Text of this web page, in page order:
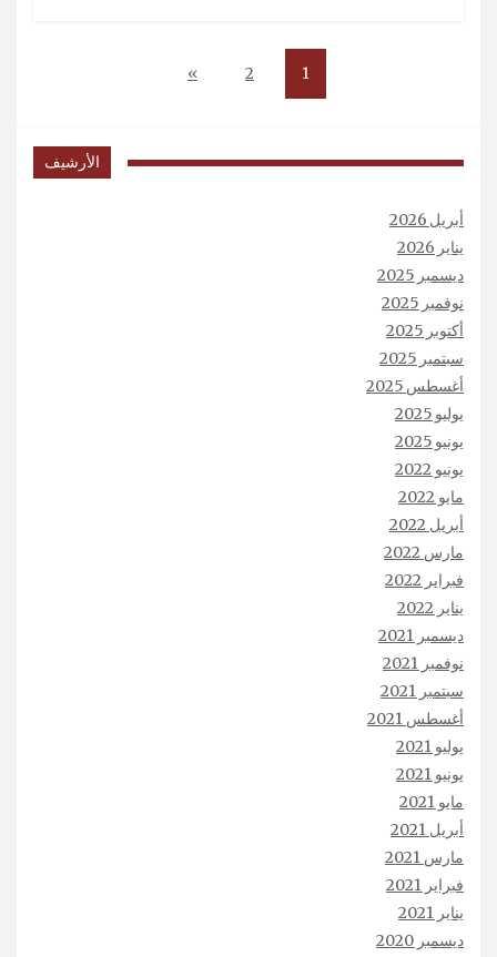
1
2
»
الأرشيف
أبريل 2026
يناير 2026
ديسمبر 2025
نوفمبر 2025
أكتوبر 2025
سبتمبر 2025
أغسطس 2025
يوليو 2025
يونيو 2025
يونيو 2022
مايو 2022
أبريل 2022
مارس 2022
فبراير 2022
يناير 2022
ديسمبر 2021
نوفمبر 2021
سبتمبر 2021
أغسطس 2021
يوليو 2021
يونيو 2021
مايو 2021
أبريل 2021
مارس 2021
فبراير 2021
يناير 2021
ديسمبر 2020